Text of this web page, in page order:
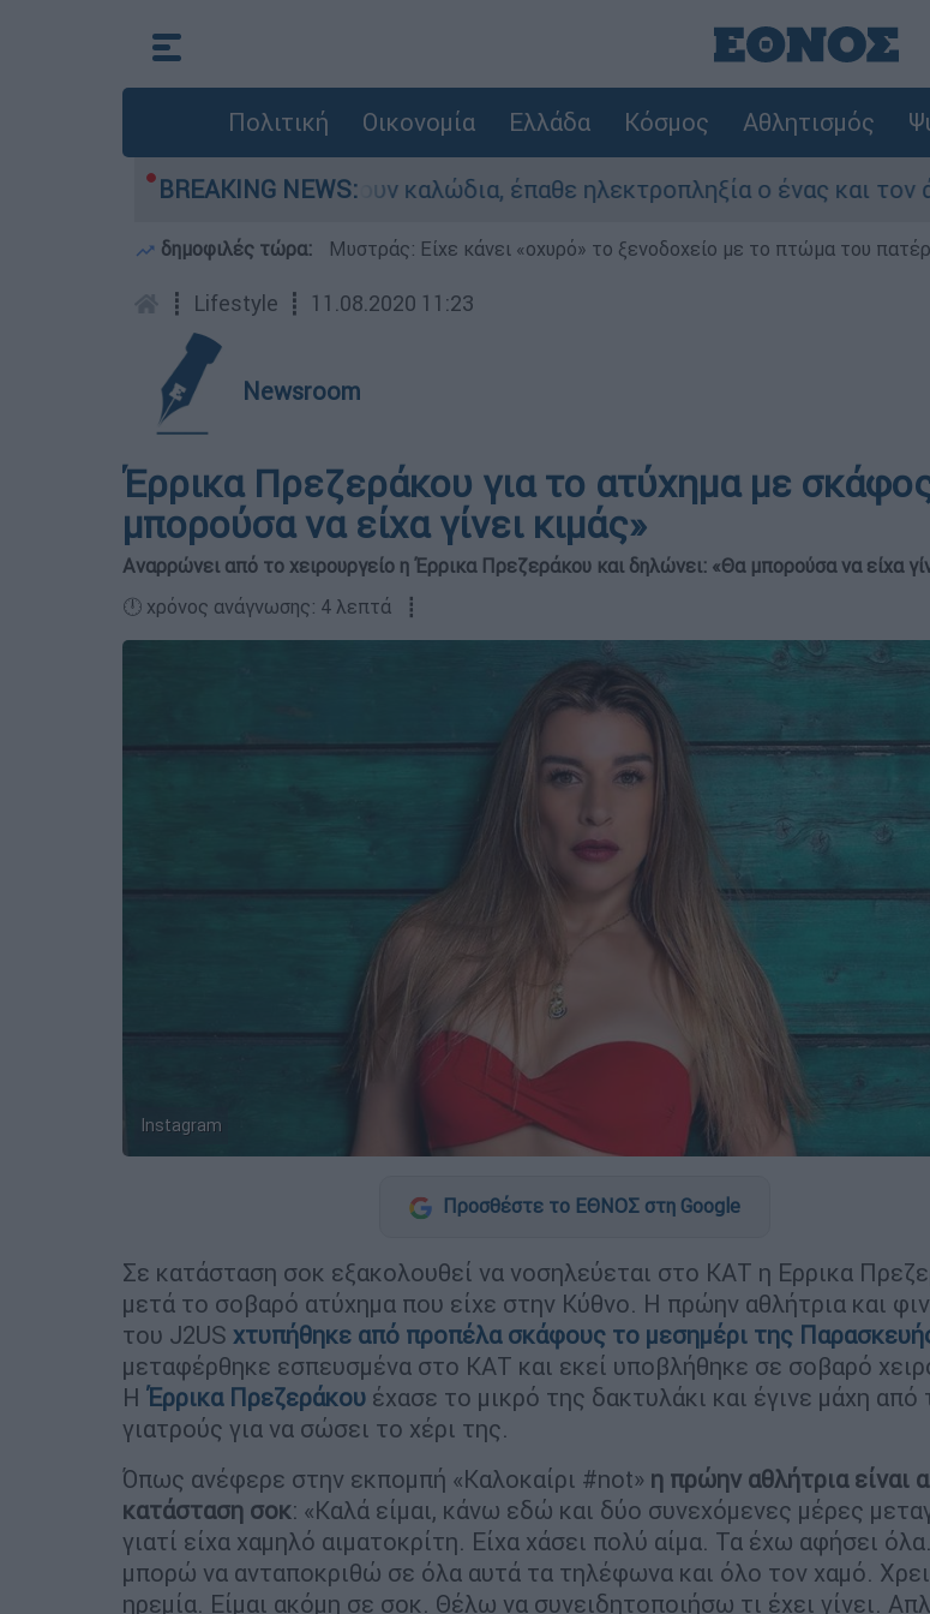
Πολιτική Οικονομία Ελλάδα Κόσμος Αθλητισμός
BREAKING NEWS:
Πήγαν να κλέψουν καλώδια, έπαθε ηλεκτροπληξία ο ένας και τον άφησαν νεκρό
δημοφιλές τώρα: Μυστράς: Είχε κάνει «οχυρό» το ξενοδοχείο με το πτώμα του
┋ Lifestyle ┋ 11.08.2020 11:23
Newsroom
Έρρικα Πρεζεράκου για το ατύχημα με
μπορούσα να είχα γίνει κιμάς»
Αναρρώνει από το χειρουργείο η Έρρικα Πρεζεράκου και δηλώνει: «Θα μπορούσα να είχα
🕛 χρόνος ανάγνωσης: 4 λεπτά ┋
Instagram
Προσθέστε το ΕΘΝΟΣ στη Google
Σε κατάσταση σοκ εξακολουθεί να νοσηλεύεται στο ΚΑΤ η Ερρικα
μετά το σοβαρό ατύχημα που είχε στην Κύθνο. Η πρώην αθλήτρια και
του J2US χτυπήθηκε από προπέλα σκάφους το μεσημέρι της
μεταφέρθηκε εσπευσμένα στο ΚΑΤ και εκεί υποβλήθηκε σε σοβαρό
Η Έρρικα Πρεζεράκου έχασε το μικρό της δακτυλάκι και έγινε μάχη από
γιατρούς για να σώσει το χέρι της.
Όπως ανέφερε στην εκπομπή «Καλοκαίρι #not» η πρώην αθλήτρια είναι
κατάσταση σοκ: «Καλά είμαι, κάνω εδώ και δύο συνεχόμενες μέρες
γιατί είχα χαμηλό αιματοκρίτη. Είχα χάσει πολύ αίμα. Τα έχω αφήσει
μπορώ να ανταποκριθώ σε όλα αυτά τα τηλέφωνα και όλο τον χαμό.
ηρεμία. Είμαι ακόμη σε σοκ. Θέλω να συνειδητοποιήσω τι έχει γίνει.